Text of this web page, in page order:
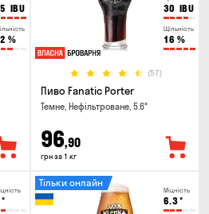
IBU
%
30 IBU
Щільність
16 %
(57)
Пиво Fanatic Porter
Темне, Нефільтроване, 5.6°
96,90
грн за 1 кг
°
Міцність
6.3°
Тільки онлайн